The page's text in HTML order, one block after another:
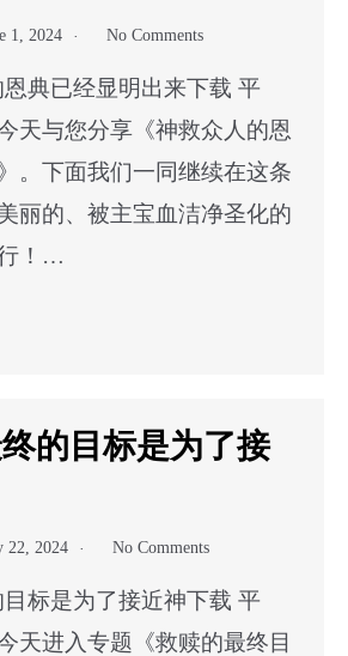
1, 2024 No Comments
典已经显明出来下载 平
天与您分享《神救众人的恩
。下面我们一同继续在这条
丽的、被主宝血洁净圣化的
！…
的目标是为了接
22, 2024 No Comments
标是为了接近神下载 平
天进入专题《救赎的最终目